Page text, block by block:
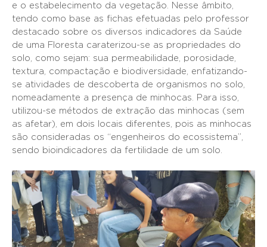
e o estabelecimento da vegetação. Nesse âmbito,
tendo como base as fichas efetuadas pelo professor
destacado sobre os diversos indicadores da Saúde
de uma Floresta caraterizou-se as propriedades do
solo, como sejam: sua permeabilidade, porosidade,
textura, compactação e biodiversidade, enfatizando-
se atividades de descoberta de organismos no solo,
nomeadamente a presença de minhocas. Para isso,
utilizou-se métodos de extração das minhocas (sem
as afetar), em dois locais diferentes, pois as minhocas
são consideradas os “engenheiros do ecossistema”,
sendo bioindicadores da fertilidade de um solo.